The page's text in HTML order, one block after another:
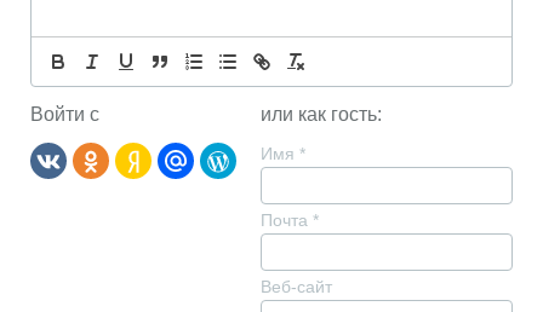
Войти с или как гость:
Имя *
Почта *
Веб-сайт